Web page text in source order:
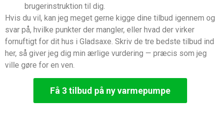
brugerinstruktion til dig.
Hvis du vil, kan jeg meget gerne kigge dine tilbud igennem og
svar på, hvilke punkter der mangler, eller hvad der virker
fornuftigt for dit hus i Gladsaxe. Skriv de tre bedste tilbud ind
her, så giver jeg dig min ærlige vurdering — præcis som jeg
ville gøre for en ven.
Få 3 tilbud på ny varmepumpe